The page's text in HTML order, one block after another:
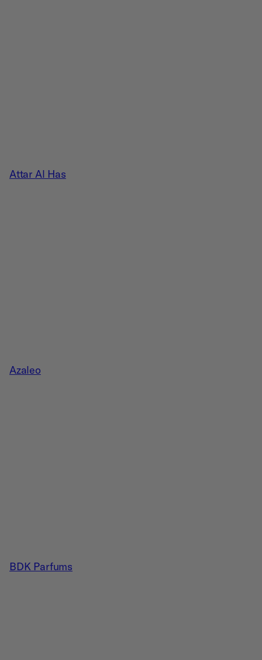
Attar Al Has
Azaleo
BDK Parfums